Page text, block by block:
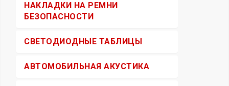
НАКЛАДКИ НА РЕМНИ
БЕЗОПАСНОСТИ
СВЕТОДИОДНЫЕ ТАБЛИЦЫ
АВТОМОБИЛЬНАЯ АКУСТИКА